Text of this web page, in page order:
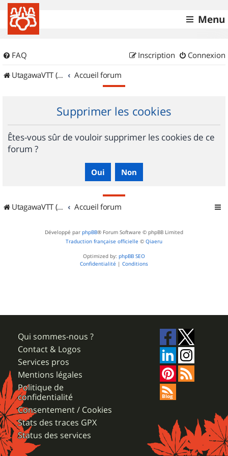
Menu
FAQ Connexion
Inscription
UtagawaVTT (Randos VTT et VTTAE avec traces GPS)
Accueil forum
Supprimer les cookies
Êtes-vous sûr de vouloir supprimer les cookies de ce
forum ?
UtagawaVTT (Randos VTT et VTTAE avec traces GPS) Accueil forum
Développé par phpBB® Forum Software © phpBB Limited
Traduction française officielle © Qiaeru
Optimized by: phpBB SEO
Confidentialité | Conditions
Qui sommes-nous ?
Contact & Logos
Services pros
Mentions légales
Politique de
confidentialité
Consentement / Cookies
Stats des traces GPX
Status des services